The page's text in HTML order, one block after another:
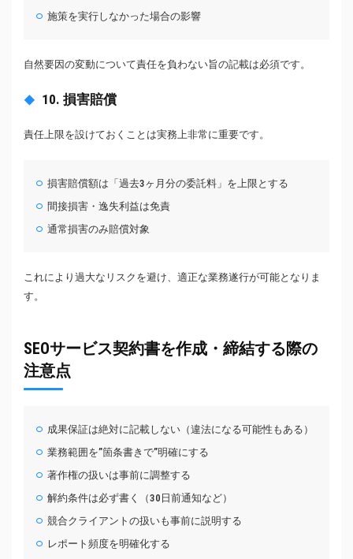
施策を実行しなかった場合の影響
自然要因の変動について責任を負わない旨の記載は必須です。
10. 損害賠償
責任上限を設けておくことは実務上非常に重要です。
損害賠償額は「過去3ヶ月分の委託料」を上限とする
間接損害・逸失利益は免責
通常損害のみ賠償対象
これにより過大なリスクを避け、適正な業務遂行が可能となりま
す。
SEOサービス契約書を作成・締結する際の
注意点
成果保証は絶対に記載しない（違法になる可能性もある）
業務範囲を”箇条書きで”明確にする
著作権の扱いは事前に調整する
解約条件は必ず書く（30日前通知など）
競合クライアントの扱いも事前に説明する
レポート頻度を明確化する